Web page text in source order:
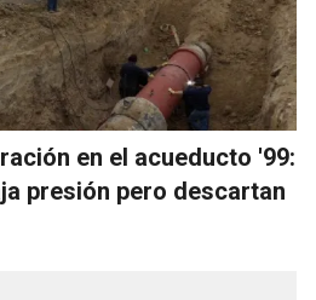
en el acueducto '99:
presión pero descartan